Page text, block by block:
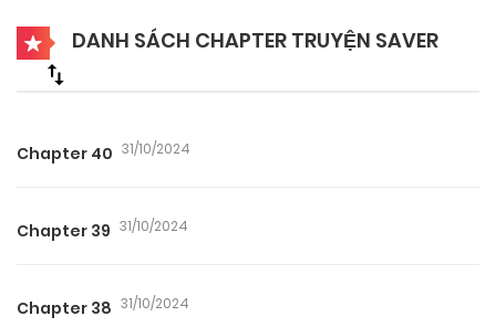
DANH SÁCH CHAPTER TRUYỆN SAVER
Chapter 40 31/10/2024
Chapter 39 31/10/2024
Chapter 38 31/10/2024